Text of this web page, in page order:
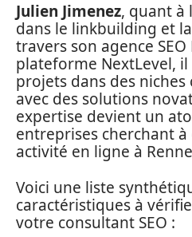
Julien Jimenez, quant à
dans le linkbuilding et
travers son agence SEO
plateforme NextLevel,
projets dans des
avec des solutions
expertise devient un
entreprises cherchant
activité en ligne à
Voici une liste
caractéristiques à
votre consultant SEO :